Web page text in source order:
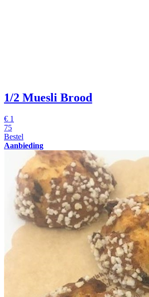
1/2 Muesli Brood
€ 1
75
Bestel
Aanbieding